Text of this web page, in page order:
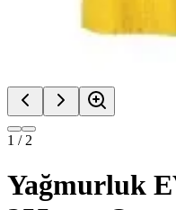
1 / 2
Yağmurluk